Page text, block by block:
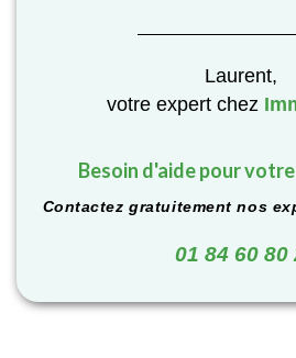
Laurent,
votre expert chez
Besoin d'aide pour
Contactez gratuitement nos
01 84 60 80